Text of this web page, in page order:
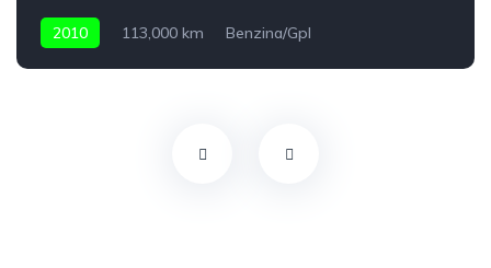
2010 113,000 km Benzina/Gpl